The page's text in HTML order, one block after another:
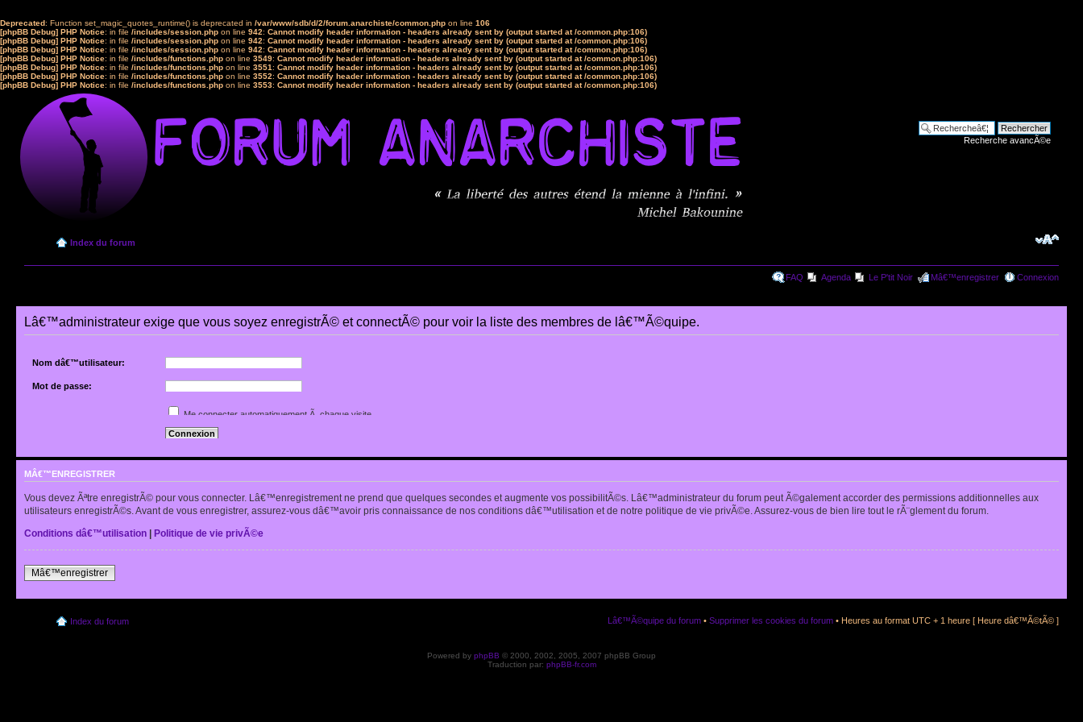
Deprecated: Function set_magic_quotes_runtime() is deprecated in /var/www/sdb/d/2/forum.anarchiste/common.php on line 106
[phpBB Debug] PHP Notice: in file /includes/session.php on line 942: Cannot modify header information - headers already sent by (output started at /common.php:106)
[phpBB Debug] PHP Notice: in file /includes/session.php on line 942: Cannot modify header information - headers already sent by (output started at /common.php:106)
[phpBB Debug] PHP Notice: in file /includes/session.php on line 942: Cannot modify header information - headers already sent by (output started at /common.php:106)
[phpBB Debug] PHP Notice: in file /includes/functions.php on line 3549: Cannot modify header information - headers already sent by (output started at /common.php:106)
[phpBB Debug] PHP Notice: in file /includes/functions.php on line 3551: Cannot modify header information - headers already sent by (output started at /common.php:106)
[phpBB Debug] PHP Notice: in file /includes/functions.php on line 3552: Cannot modify header information - headers already sent by (output started at /common.php:106)
[phpBB Debug] PHP Notice: in file /includes/functions.php on line 3553: Cannot modify header information - headers already sent by (output started at /common.php:106)
Recherche avancÃ©e
Index du forum
FAQ Agenda Le P'tit Noir Mâ€™enregistrer Connexion
Lâ€™administrateur exige que vous soyez enregistrÃ© et connectÃ© pour voir la liste des membres de lâ€™Ã©quipe.
Nom dâ€™utilisateur:
Mot de passe:
Renvoyer lâ€™e-mail de confirmation
Me connecter automatiquement Ã chaque visite
Cacher mon statut en ligne pour cette session
MÂ€™ENREGISTRER
Vous devez Ãªtre enregistrÃ© pour vous connecter. Lâ€™enregistrement ne prend que quelques secondes et augmente vos possibilitÃ©s. Lâ€™administrateur du forum peut Ã©galement accorder des permissions additionnelles aux
utilisateurs enregistrÃ©s. Avant de vous enregistrer, assurez-vous dâ€™avoir pris connaissance de nos conditions dâ€™utilisation et de notre politique de vie privÃ©e. Assurez-vous de bien lire tout le rÃ¨glement du forum.
Conditions dâ€™utilisation
Politique de vie privÃ©e
Mâ€™enregistrer
Index du forum Lâ€™Ã©quipe du forum • Supprimer les cookies du forum • Heures au format UTC + 1 heure [ Heure dâ€™Ã©tÃ© ]
Powered by phpBB © 2000, 2002, 2005, 2007 phpBB Group
Traduction par: phpBB-fr.com